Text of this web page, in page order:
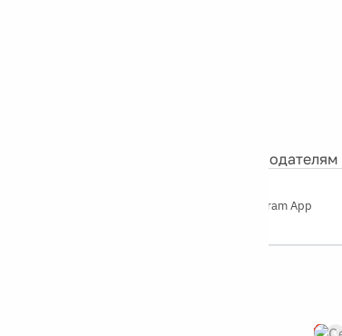
Рекламодателям
Telegram App